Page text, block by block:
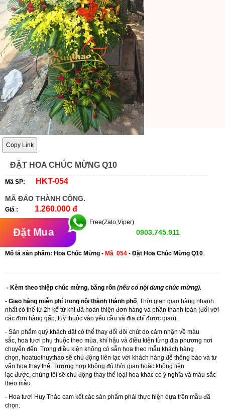
Copy Link
ĐẶT HOA CHÚC MỪNG Q10
Mã SP: HKT-054
MÃ ĐÁO THÀNH CÔNG.
Giá : 1.260.000 đ
Đặt Mua
Free(Zalo,Viper)
0903.745.911
Mô tả sản phẩm: Hoa Chúc Mừng - Mã 054 - Đặt Hoa Chúc Mừng Q10
- Kèm theo thiệp chúc mừng, băng rôn (nếu có nội dung chúc mừng).
- Giao hàng miễn phí trong nội thành thành phố. Thời gian giao hàng nhanh
nhất có thể từ 2h kể từ khi đã hoàn thiện đơn hàng và phần thanh toán (đối với
các đơn hàng gấp, tuỳ thuộc vào yêu cầu và địa chỉ được giao).
- Sản phẩm quý khách đặt có thể thay đổi đôi chút do cảm nhận về màu
sắc, hoa tươi phụ thuộc theo mùa, khí hậu và điều kiện từng địa phương nơi
chuyển đến. Trong điều kiện không có sẵn hoa theo mẫu khách hàng
chọn, hoatuoihuythao sẽ chủ động liên lạc với khách hàng để thông báo và tư
vấn hoa thay thế. Trường hợp không đủ thời gian hoặc không liên
lạc được, chúng tôi sẽ chủ động thay thế loại hoa khác có ý nghĩa và màu sắc
theo mẫu.
- Hoa tươi Huy Thảo cam kết các sản phẩm phải thực hiện dựa trên mẫu đã
chọn.